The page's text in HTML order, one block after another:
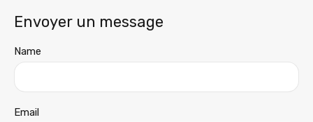
Envoyer un message
Name
Email